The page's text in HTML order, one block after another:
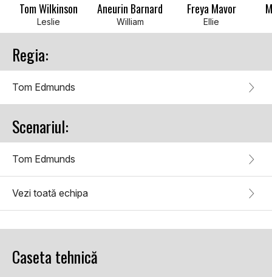
Tom Wilkinson
Leslie
Aneurin Barnard
William
Freya Mavor
Ellie
Regia:
Tom Edmunds
Scenariul:
Tom Edmunds
Vezi toată echipa
Caseta tehnică